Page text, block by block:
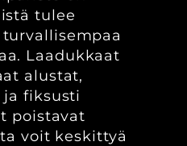
tulee
Laadukkaat
alustat,
fiksusti
poistavat
voit keskittyä